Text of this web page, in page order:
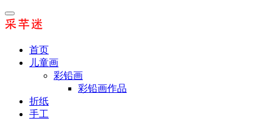
首页
儿童画
彩铅画
彩铅画作品
折纸
手工